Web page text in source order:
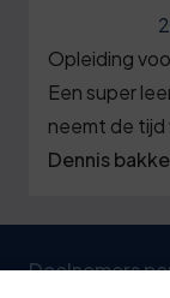
Opleiding
Een super
neemt de tijd
Dennis
Deelnemers